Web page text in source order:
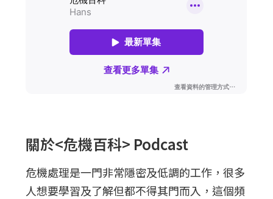
關於<危機百科> Podcast
危機處理是一門非常隱密及低調的工作，很多
人想要學習及了解但都不得其門而入，這個頻